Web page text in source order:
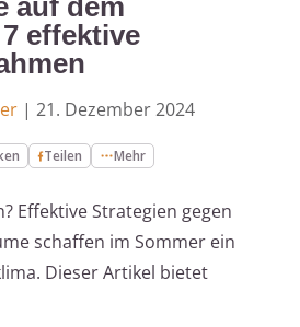
auf dem
effektive
| 21. Dezember 2024
Teilen Mehr
Effektive Strategien gegen
schaffen im Sommer ein
Dieser Artikel bietet